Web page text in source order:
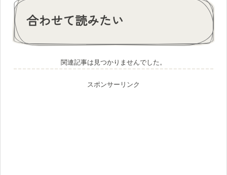
合わせて読みたい
関連記事は見つかりませんでした。
スポンサーリンク